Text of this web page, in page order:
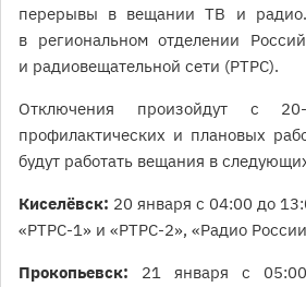
перерывы в вещании ТВ и
в региональном отделении
и радиовещательной сети (РТРС).
Отключения произойдут с
профилактических и плановых
будут работать вещания в
Киселёвск: 20 января с 04:00 до
«РТРС-1» и «РТРС-2», «Радио
Прокопьевск: 21 января с